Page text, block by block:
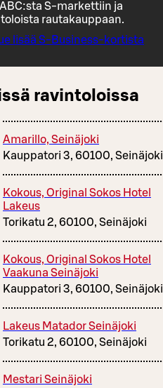
S-markettiin ja
rautakauppaan.
lisää S-Business-kortista
ravintoloissa
Amarillo, Seinäjoki
Kauppatori 3, 60100, Seinäjoki
Kokous, Original Sokos Hotel
Lakeus
Torikatu 2, 60100, Seinäjoki
Kokous, Original Sokos Hotel
Vaakuna Seinäjoki
Kauppatori 3, 60100, Seinäjoki
Lakeus Matador Seinäjoki
Torikatu 2, 60100, Seinäjoki
Mestari Seinäjoki